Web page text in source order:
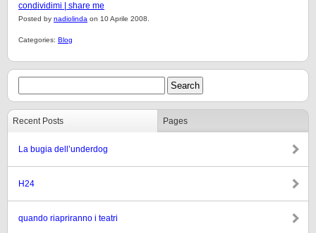
condividimi | share me
Posted by nadiolinda on 10 Aprile 2008.
Categories: Blog
Recent Posts Pages
La bugia dell’underdog
H24
quando riapriranno i teatri